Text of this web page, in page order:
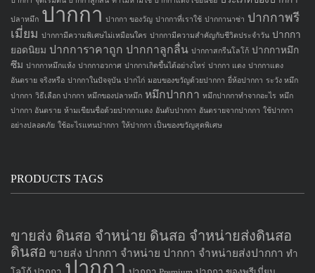
ปลาหมึก ปากกา ปากกา ของวัญ ปากกาที่เราใช้ ปากกานาซ่า ปากกาพรี
เมี่ยม ปากกามีความพิเศษไม่เหมือนใคร ปากกามีความสำคัญกับชีวิตประจำวัน ปากกา
ยอดนิยม ปากการาคาถูก ปากกาลูกลื่น ปากกาสกรีนโลโก้ ปากกาหมึก
ซึม ปากกาหมึกแห้ง ปากกาอวกาศ ปากกาเกิดขึ้นได้อย่างไหร่ ปากกา แดง ปากกาแดง
อันตราย จริงหรือ ปากกาในปัจจุบัน ปากไก่ มอบของขวัญด้วยปากกา ยี่ห้อปากกา ระวัง หมึก
ปากกา วิธีเลือก ปากกา หมึกของปลาหมึก หมึกปากกา หมึกปากกาทำจากอะไร หมึก
ปากกา อันตราย ห้ามเขียนชื่อด้วยปากกาแดง อันดับปากกา อันตรายจากปากกา ใช้ปากกา
อย่างปลอดภัย ใช้อะไรแทนปากกา ให้ปากกา เป็นของขวัญสุดพิเศษ
PRODUCTS TAGS
ขายส่ง ดินสอ จำหน่าย ดินสอ จำหน่ายส่งดินสอ
ดินสอ ขายส่ง ปากกา จำหน่าย ปากกา จำหน่ายส่งปากกา ทำ
ปากกา